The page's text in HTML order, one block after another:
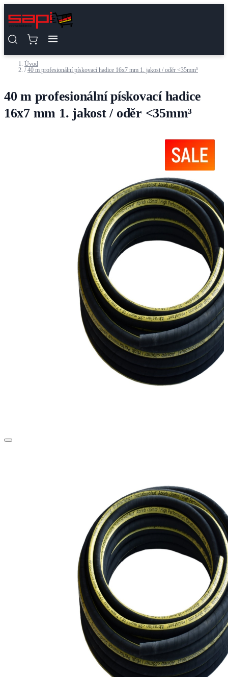
Úvod
/ 40 m profesionální pískovací hadice 16x7 mm 1. jakost / oděr <35mm³
40 m profesionální pískovací hadice
16x7 mm 1. jakost / oděr <35mm³